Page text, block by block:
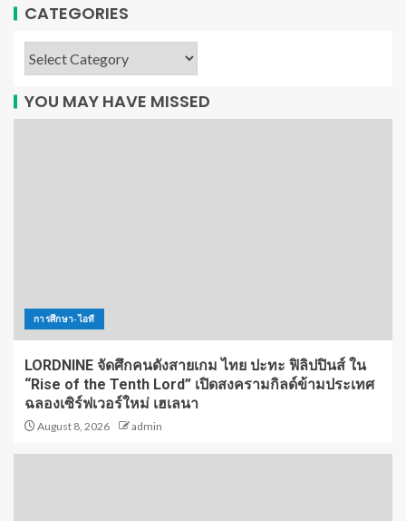
CATEGORIES
YOU MAY HAVE MISSED
การศึกษา-ไอที
LORDNINE จัดศึกคนดังสายเกม ไทย ปะทะ ฟิลิปปินส์ ใน
“Rise of the Tenth Lord” เปิดสงครามกิลด์ข้ามประเทศ
ฉลองเซิร์ฟเวอร์ใหม่ เฮเลนา
August 8, 2026 admin